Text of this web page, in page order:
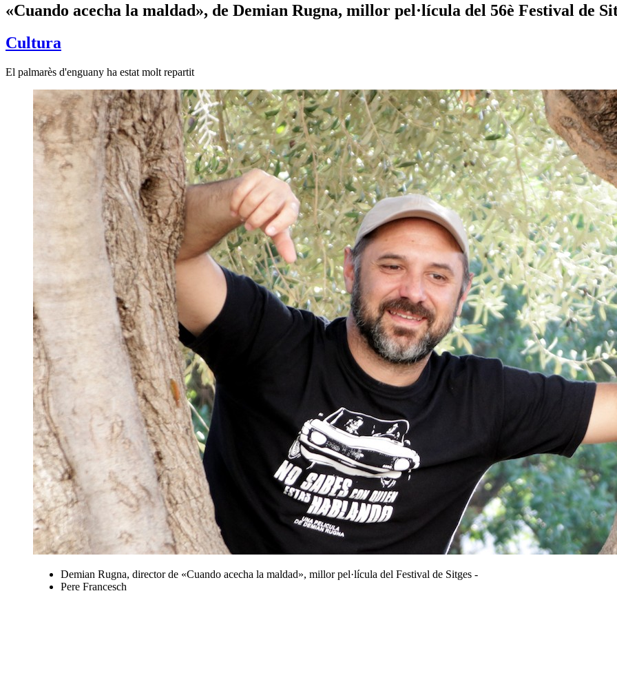
«Cuando acecha la maldad», de Demian Rugna, millor pel·lícula del 56è Festival de
Cultura
El palmarès d'enguany ha estat molt repartit
Demian Rugna, director de «Cuando acecha la maldad», millor pel·lícula del Festival de Sitges -
Pere Francesch